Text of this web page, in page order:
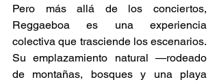
Pero más allá de los conciertos,
Reggaeboa es una experiencia
colectiva que trasciende los escenarios.
Su emplazamiento natural —rodeado
de montañas, bosques y una playa